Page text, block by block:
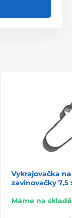
Vykrajovačka
zavinovačky 7,5
Máme na skladě